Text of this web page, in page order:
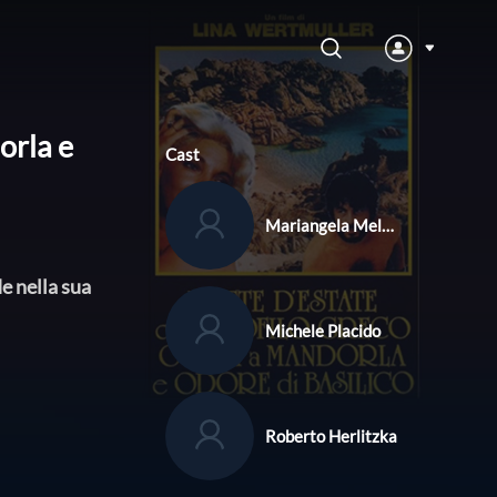
e
nella sua
Cast
Mariangela Melato
Michele Placido
Roberto Herlitzka